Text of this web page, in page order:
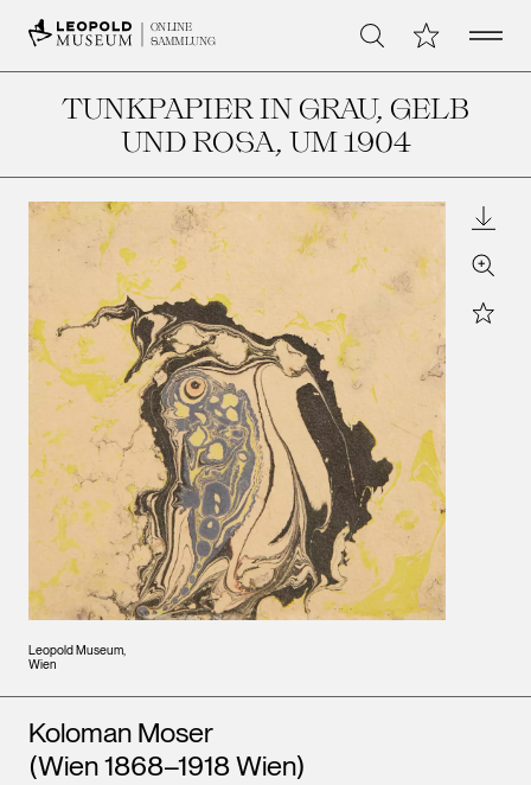
ONLINE
SAMMLUNG
Suche Meine Open
TUNKPAPIER IN GRAU, GELB
UND ROSA, UM 1904
Leopold Museum,
Wien
Zoom
Star
Künstler*innen
Koloman Moser
(Wien 1868–1918 Wien)